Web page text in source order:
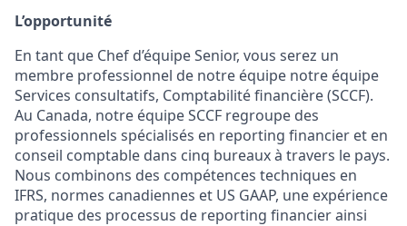
L’opportunité
En tant que Chef d’équipe Senior, vous serez un
membre professionnel de notre équipe notre équipe
Services consultatifs, Comptabilité financière (SCCF).
Au Canada, notre équipe SCCF regroupe des
professionnels spécialisés en reporting financier et en
conseil comptable dans cinq bureaux à travers le pays.
Nous combinons des compétences techniques en
IFRS, normes canadiennes et US GAAP, une expérience
pratique des processus de reporting financier ainsi